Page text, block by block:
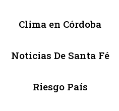
Clima en Córdoba
Noticias De Santa Fé
Riesgo País